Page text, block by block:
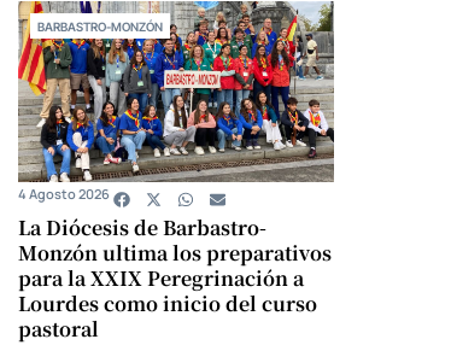
BARBASTRO-MONZÓN
La Diócesis de Barbastro-
Monzón ultima los preparativos
para la XXIX Peregrinación a
Lourdes como inicio del curso
pastoral
4 Agosto 2026